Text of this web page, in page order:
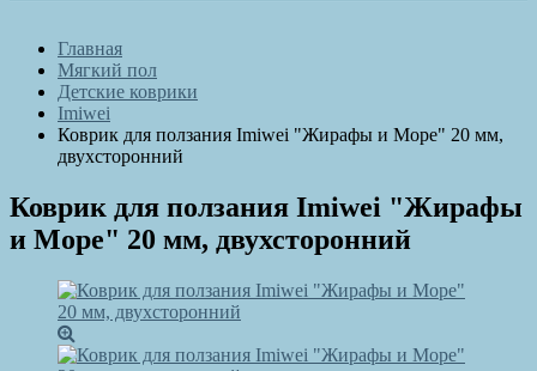
Главная
Мягкий пол
Детские коврики
Imiwei
Коврик для ползания Imiwei "Жирафы и Море" 20 мм,
двухсторонний
Коврик для ползания Imiwei "Жирафы
и Море" 20 мм, двухсторонний